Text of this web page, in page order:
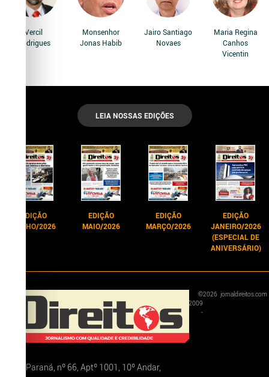
Vercil
Rodrigues
Monsenhor
Jonas Habib
Jairo Santiago
Novaes
Maria Regina
Canhos
Vicentin
LEIA NOSSAS EDIÇÕES
EDIÇÃO
JUNHO/2026
EDIÇÃO
MAIO/2026
EDIÇÃO
MARÇO/2026
EDIÇÃO
JANEIRO/2026
(ESPECIAL DE
ANIVERSÁRIO)
Rua Paraná, nº 66, Aptº 1001, 10º Andar,
©
2009
-
2026 jornaldireitos.com